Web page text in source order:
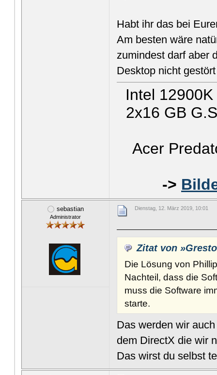
Habt ihr das bei
Am besten wäre
zumindest darf aber
Desktop nicht
Intel
2x16 GB
Acer
->
sebastian
Administrator
Dienstag, 12. März 2019, 10:01
Zitat von
Die Lösung von
Nachteil, dass die
muss die Software
starte.
Das werden wir
dem DirectX die wir
Das wirst du selbst